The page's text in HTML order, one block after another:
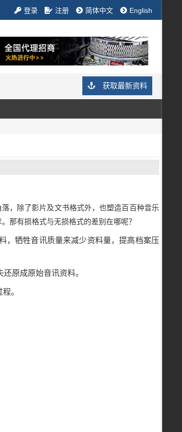
登录 注册 简体中文 English
获取最新资料
，除了影片及文书格式外，也塑造百百种音乐
那有损格式与无损格式的差别在哪呢？
，牺牲音讯质量来减少资料量，提高档案压
原成原始音讯资料。
。